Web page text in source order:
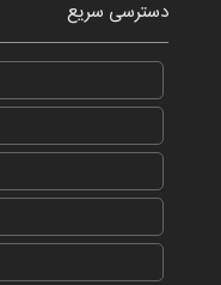
دسترسی سریع